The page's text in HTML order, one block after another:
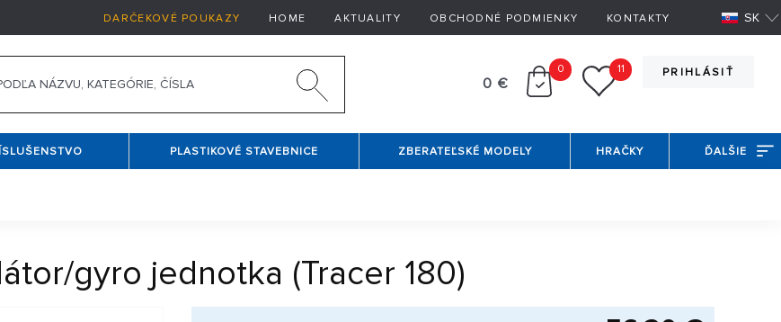
DARČEKOVÉ POUKAZY HOME AKTUALITY OBCHODNÉ PODMIENKY KONTAKTY SK
PRIHLÁSIŤ
0 €
0 11
PLASTIKOVÉ STAVEBNICE ZBERATEĽSKÉ MODELY HRAČKY ĎALŠIE
gyro jednotka (Tracer 180)